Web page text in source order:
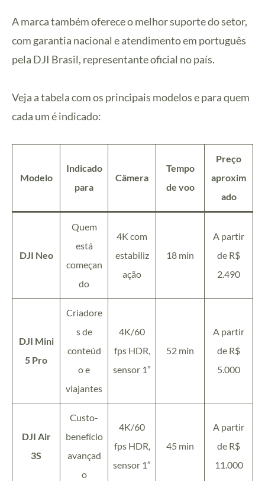
A marca também oferece o melhor suporte do setor,
com garantia nacional e atendimento em português
pela DJI Brasil, representante oficial no país.
Veja a tabela com os principais modelos e para quem
cada um é indicado:
Modelo
Indicado
para
Câmera
Tempo
de voo
Preço
aproxim
ado
DJI Neo
Quem
está
começan
do
4K com
estabiliz
ação
18 min
A partir
de R$
2.490
DJI Mini
5 Pro
Criadore
s de
conteúd
o e
viajantes
4K/60
fps HDR,
sensor 1″
52 min
A partir
de R$
5.000
DJI Air
3S
Custo-
benefício
avançad
o
4K/60
fps HDR,
sensor 1″
45 min
A partir
de R$
11.000